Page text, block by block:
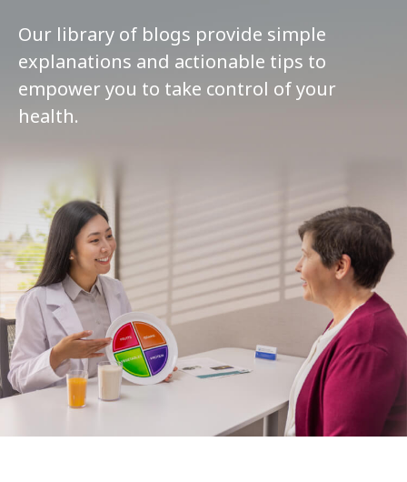
Our library of blogs provide simple
explanations and actionable tips to
empower you to take control of your
health.